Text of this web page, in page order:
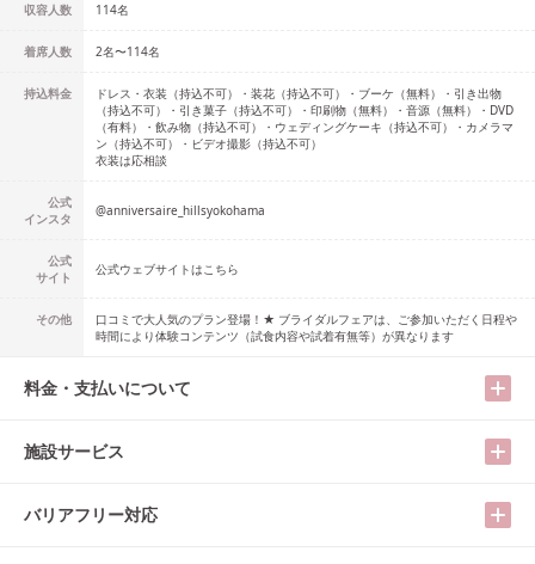
収容人数 114名
着席人数 2名〜114名
持込料金
ドレス・衣装（持込不可）・装花（持込不可）・ブーケ（無料）・引き出物
（持込不可）・引き菓子（持込不可）・印刷物（無料）・音源（無料）・DVD
（有料）・飲み物（持込不可）・ウェディングケーキ（持込不可）・カメラマ
ン（持込不可）・ビデオ撮影（持込不可）
衣装は応相談
公式
インスタ
@anniversaire_hillsyokohama
公式
サイト
公式ウェブサイトはこちら
その他
口コミで大人気のプラン登場！★ ブライダルフェアは、ご参加いただく日程や
時間により体験コンテンツ（試食内容や試着有無等）が異なります
料金・支払いについて
施設サービス
バリアフリー対応